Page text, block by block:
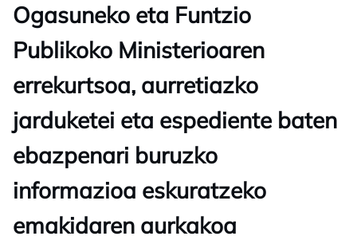
Ogasuneko eta Funtzio
Publikoko Ministerioaren
errekurtsoa, aurretiazko
jarduketei eta espediente baten
ebazpenari buruzko
informazioa eskuratzeko
emakidaren aurkakoa